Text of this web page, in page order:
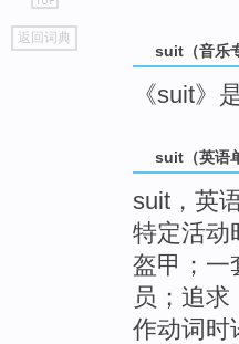
go
top
返回词典
suit（音乐
《suit》
suit（英语
suit，英
特定活动
盔甲；一
员；追
作动词时